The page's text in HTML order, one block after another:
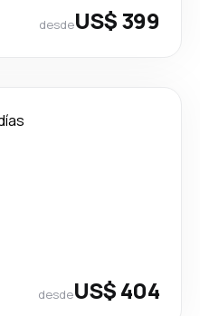
desdeUS$ 399
desdeUS$ 404